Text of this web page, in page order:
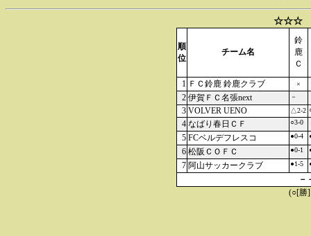
☆☆☆
順
位
チーム名
鈴
鹿
Ｃ
1 ＦＣ鈴鹿 鈴鹿クラブ ×
2 伊賀ＦＣ名張next －
3 VOLVER UENO △2-2
4 なばり春日ＣＦ ○3-0
5 FCベルデフレスコ ●0-4
6 松阪ＣＯＦＣ ●0-1
7 阿山サッカークラブ ●1-5
－
(○[勝